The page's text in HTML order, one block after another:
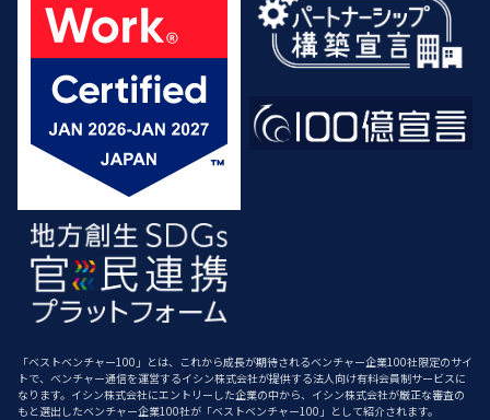
「ベストベンチャー100」とは、これから成長が期待されるベンチャー企業100社限定のサイ
トで、ベンチャー通信を運営するイシン株式会社が提供する法人向け有料会員制サービスに
なります。イシン株式会社にエントリーした企業の中から、イシン株式会社が厳正な審査の
もと選出したベンチャー企業100社が「ベストベンチャー100」として紹介されます。